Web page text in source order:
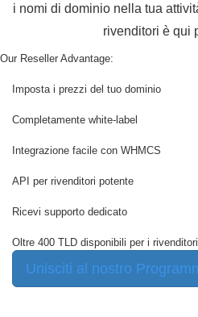
Elenco
Aste
Premium
Strumenti
Ordine
attesa
Aste
Acquisto
di
domini
Vendita
di
i nomi di dominio nella tua
rivenditori è qui
Our Reseller Advantage:
Imposta i prezzi del tuo dominio
Completamente white-label
Integrazione facile con WHMCS
API per rivenditori potente
Ricevi supporto dedicato
Oltre 400 TLD disponibili per i rivenditori
Unisciti al nostro